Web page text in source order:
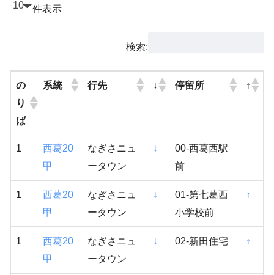
件表示
検索:
の
り
ば
系統 行先 ↓ 停留所 ↑
1
西葛20
甲
なぎさニュ
ータウン
↓
00-西葛西駅
前
1
西葛20
甲
なぎさニュ
ータウン
↓
01-第七葛西
小学校前
↑
1
西葛20
甲
なぎさニュ
ータウン
↓ 02-新田住宅 ↑